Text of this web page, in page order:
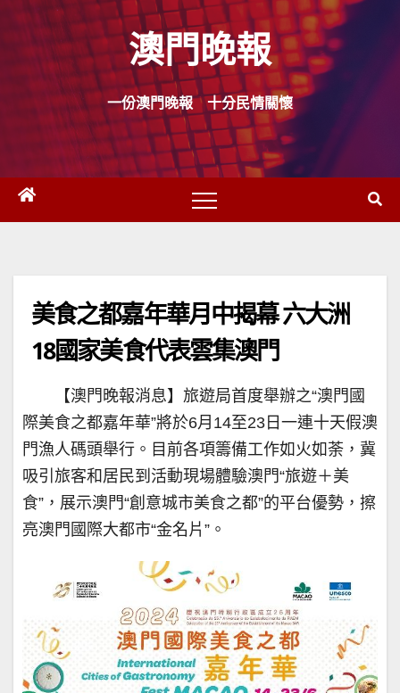
Skip
content
澳門晚報
一份澳門晚報 十分民情關懷
美食之都嘉年華月中揭幕 六大洲
18國家美食代表雲集澳門
【澳門晚報消息】旅遊局首度舉辦之“澳門國
際美食之都嘉年華”將於6月14至23日一連十天假澳
門漁人碼頭舉行。目前各項籌備工作如火如荼，冀
吸引旅客和居民到活動現場體驗澳門“旅遊＋美
食”，展示澳門“創意城市美食之都”的平台優勢，擦
亮澳門國際大都市“金名片”。